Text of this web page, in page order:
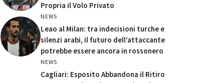
Propria il Volo Privato
NEWS
Leao al Milan: tra indecisioni turche e
silenzi arabi, il futuro dell’attaccante
potrebbe essere ancora in rossonero
NEWS
Cagliari: Esposito Abbandona il Ritiro